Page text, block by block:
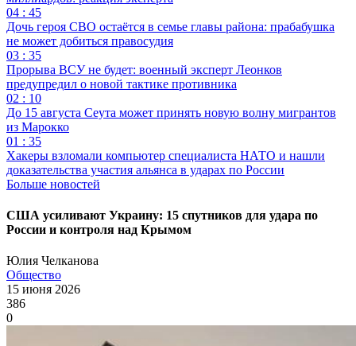
04 : 45
Дочь героя СВО остаётся в семье главы района: прабабушка
не может добиться правосудия
03 : 35
Прорыва ВСУ не будет: военный эксперт Леонков
предупредил о новой тактике противника
02 : 10
До 15 августа Сеута может принять новую волну мигрантов
из Марокко
01 : 35
Хакеры взломали компьютер специалиста НАТО и нашли
доказательства участия альянса в ударах по России
Больше новостей
США усиливают Украину: 15 спутников для удара по
России и контроля над Крымом
Юлия Челканова
Общество
15 июня 2026
386
0